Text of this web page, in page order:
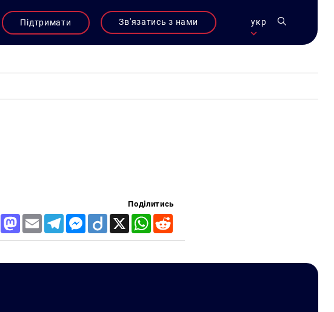
Підтримати Зв'язатись з нами укр
Поділитись
FacebookMastodon
Email TelegramMessenger
Diigo X WhatsApp